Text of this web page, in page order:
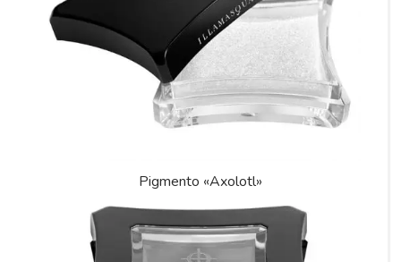
Pigmento «Axolotl»